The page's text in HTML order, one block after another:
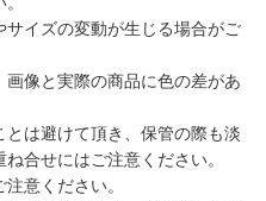
サイズの変動が生じる場合がご
画像と実際の商品に色の差があ
とは避けて頂き、保管の際も淡
合せにはご注意ください。
意ください。